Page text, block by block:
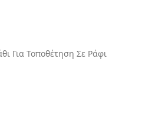
Για Τοποθέτηση Σε Ράφι